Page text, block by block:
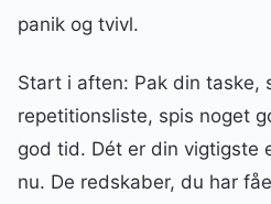
panik og tvivl.
Start i aften: Pak din taske,
repetitionsliste, spis noget
god tid. Dét er din vigtigste
nu. De redskaber, du har